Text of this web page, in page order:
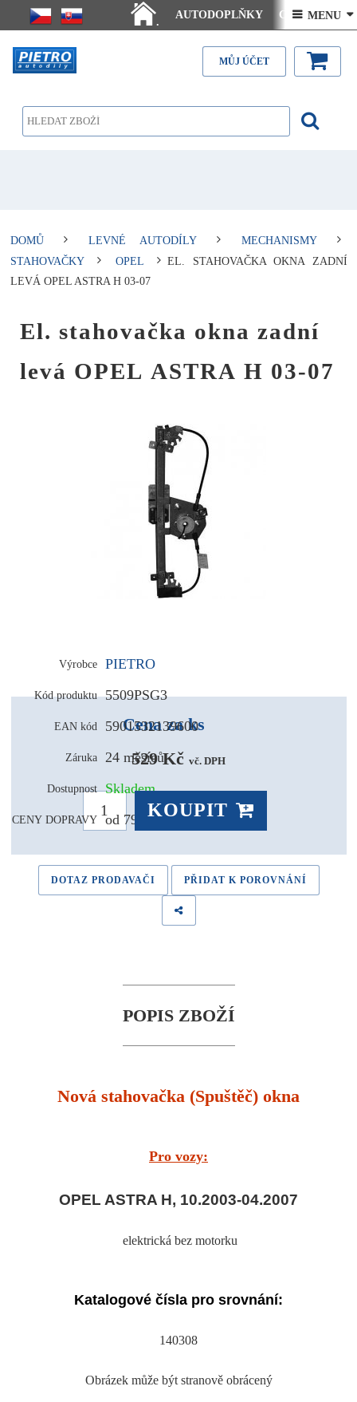
.
AUTODOPLŇKY Ceny doručení
Články - návody Kontakt
 MENU 
MŮJ ÚČET
DOMŮ LEVNÉ AUTODÍLY
MECHANISMY
STAHOVAČKY
OPEL
EL. STAHOVAČKA OKNA ZADNÍ
LEVÁ OPEL ASTRA H 03-07
El. stahovačka okna zadní
levá OPEL ASTRA H 03-07
Výrobce PIETRO
Kód produktu 5509PSG3
EAN kód 5901532139600
Záruka 24 měsíců
Dostupnost Skladem
CENY DOPRAVY od 79,- Kč
Cena za ks
529 Kč vč. DPH
KOUPIT
DOTAZ PRODAVAČI PŘIDAT K POROVNÁNÍ
POPIS ZBOŽÍ
Nová stahovačka (Spuštěč) okna
Pro vozy:
OPEL ASTRA H, 10.2003-04.2007
elektrická bez motorku
Katalogové čísla pro srovnání:
140308
Obrázek může být stranově obrácený